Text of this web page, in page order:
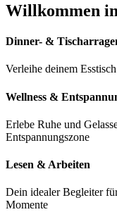
Willkommen
Dinner- &
Verleihe deinem
Wellness &
Erlebe Ruhe und
Entspannungszone
Lesen & Arbeiten
Dein idealer Begleiter
Momente